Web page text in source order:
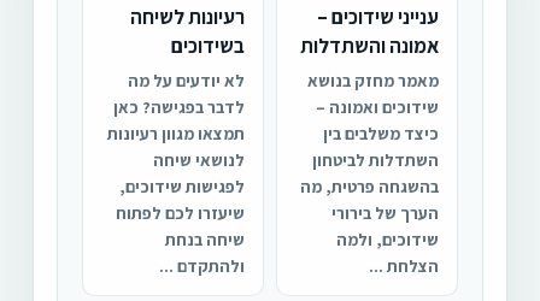
ענייני שידוכים –
אמונה והשתדלות
מאמר מחזק בנושא
שידוכים ואמונה –
כיצד משלבים בין
השתדלות לביטחון
בהשגחה פרטית, מה
הערך של בירורי
שידוכים, ולמה
הצלחת ...
רעיונות לשיחה
בשידוכים
לא יודעים על מה
לדבר בפגישה? כאן
תמצאו מגוון רעיונות
לנושאי שיחה
לפגישות שידוכים,
שיעזרו לכם לפתוח
שיחה בנחת
ולהתקדם ...